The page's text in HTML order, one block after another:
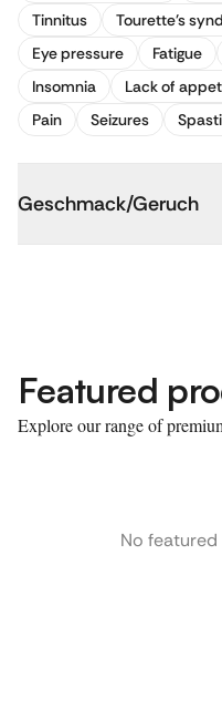
Tinnitus
Tourette's
Eye pressure
Fatigue
Insomnia
Lack of
Pain
Seizures
Geschmack/Geruch
Featured
Explore our range of
No